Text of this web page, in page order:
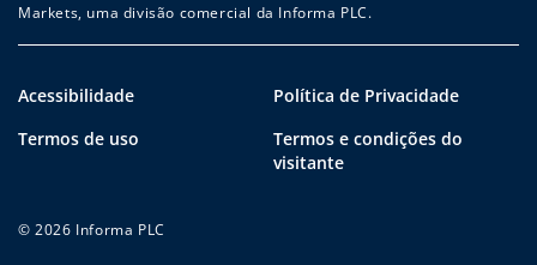
Markets, uma divisão comercial da Informa PLC.
Acessibilidade
Política de Privacidade
Termos de uso
Termos e condições do
visitante
© 2026 Informa PLC